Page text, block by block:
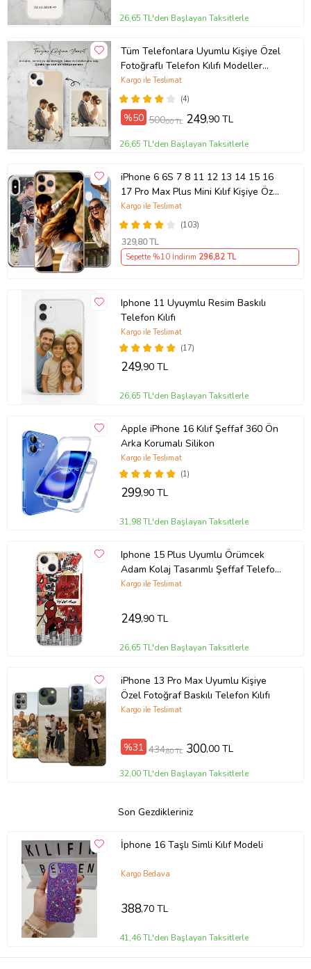
26,65 TL'den Başlayan Taksitlerle
Tüm Telefonlara Uyumlu Kişiye Özel
Fotoğraflı Telefon Kılıfı Modeller
Açıklamada
(4)
Kargo ile Teslimat
%50 500,00 TL 249,90 TL
26,65 TL'den Başlayan Taksitlerle
iPhone 6 6S 7 8 11 12 13 14 15 16
17 Pro Max Plus Mini Kılıf Kişiye Özel
Resimli Fotoğraflı Silikon
(103)
Kargo ile Teslimat
329,80 TL
Sepette %10 İndirim 296,82 TL
Iphone 11 Uyuymlu Resim Baskılı
Telefon Kılıfı
(17)
Kargo ile Teslimat
249,90 TL
26,65 TL'den Başlayan Taksitlerle
Apple iPhone 16 Kılıf Şeffaf 360 Ön
Arka Korumalı Silikon
(1)
Kargo ile Teslimat
299,90 TL
31,98 TL'den Başlayan Taksitlerle
Iphone 15 Plus Uyumlu Örümcek
Adam Kolaj Tasarımlı Şeffaf Telefon
Kılıfı
Kargo ile Teslimat
249,90 TL
26,65 TL'den Başlayan Taksitlerle
iPhone 13 Pro Max Uyumlu Kişiye
Özel Fotoğraf Baskılı Telefon Kılıfı
Kargo ile Teslimat
%31 434,80 TL 300,00 TL
32,00 TL'den Başlayan Taksitlerle
Son Gezdikleriniz
İphone 16 Taşlı Simli Kılıf Modeli
Kargo Bedava
388,70 TL
41,46 TL'den Başlayan Taksitlerle